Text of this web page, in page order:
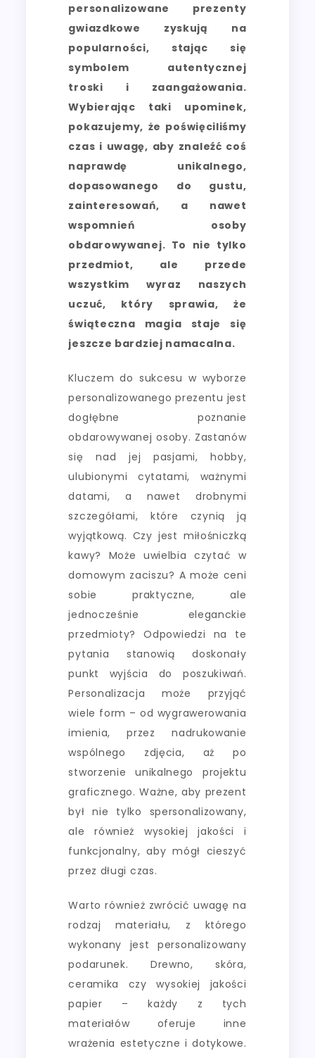
personalizowane prezenty
gwiazdkowe zyskują na
popularności, stając się
symbolem autentycznej
troski i zaangażowania.
Wybierając taki upominek,
pokazujemy, że poświęciliśmy
czas i uwagę, aby znaleźć coś
naprawdę unikalnego,
dopasowanego do gustu,
zainteresowań, a nawet
wspomnień osoby
obdarowywanej. To nie tylko
przedmiot, ale przede
wszystkim wyraz naszych
uczuć, który sprawia, że
świąteczna magia staje się
jeszcze bardziej namacalna.
Kluczem do sukcesu w wyborze
personalizowanego prezentu jest
dogłębne poznanie
obdarowywanej osoby. Zastanów
się nad jej pasjami, hobby,
ulubionymi cytatami, ważnymi
datami, a nawet drobnymi
szczegółami, które czynią ją
wyjątkową. Czy jest miłośniczką
kawy? Może uwielbia czytać w
domowym zaciszu? A może ceni
sobie praktyczne, ale
jednocześnie eleganckie
przedmioty? Odpowiedzi na te
pytania stanowią doskonały
punkt wyjścia do poszukiwań.
Personalizacja może przyjąć
wiele form – od wygrawerowania
imienia, przez nadrukowanie
wspólnego zdjęcia, aż po
stworzenie unikalnego projektu
graficznego. Ważne, aby prezent
był nie tylko spersonalizowany,
ale również wysokiej jakości i
funkcjonalny, aby mógł cieszyć
przez długi czas.
Warto również zwrócić uwagę na
rodzaj materiału, z którego
wykonany jest personalizowany
podarunek. Drewno, skóra,
ceramika czy wysokiej jakości
papier – każdy z tych
materiałów oferuje inne
wrażenia estetyczne i dotykowe.